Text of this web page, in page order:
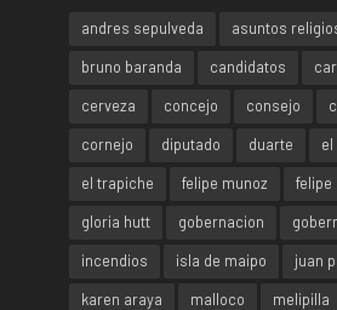
andres sepulveda asuntos
bruno baranda
candidatos
cerveza
concejo consejo
cornejo
diputado duarte
el
el trapiche
felipe munoz
felipe
gloria hutt
gobernacion
incendios
isla de maipo
juan
karen araya
malloco melipilla